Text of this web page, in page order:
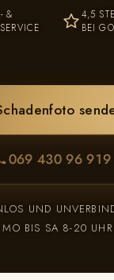
&
4,5
BEI
069 430 96 919
UND
BIS SA 8-20 UHR